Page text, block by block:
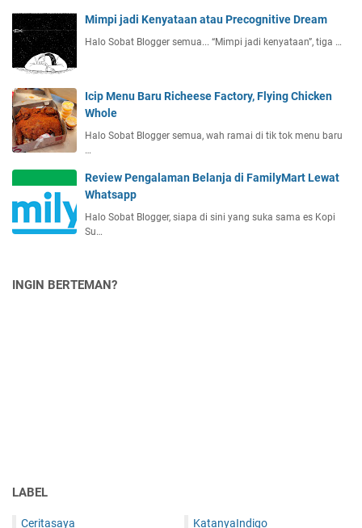
Mimpi jadi Kenyataan atau Precognitive Dream
Halo Sobat Blogger semua... “Mimpi jadi kenyataan”, tiga …
Icip Menu Baru Richeese Factory, Flying Chicken
Whole
Halo Sobat Blogger semua, wah ramai di tik tok menu baru
…
Review Pengalaman Belanja di FamilyMart Lewat
Whatsapp
Halo Sobat Blogger, siapa di sini yang suka sama es Kopi
Su…
INGIN BERTEMAN?
LABEL
Ceritasaya
KatanyaIndigo